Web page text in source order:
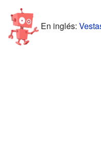
En inglés: